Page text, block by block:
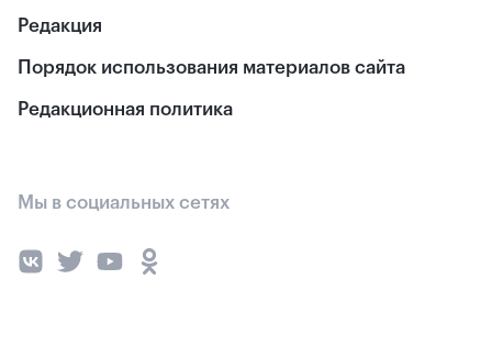
Редакция
Порядок использования материалов сайта
Редакционная политика
Мы в социальных сетях